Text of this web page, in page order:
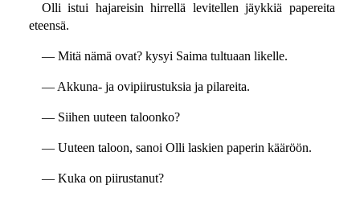
Olli istui hajareisin hirrellä levitellen jäykkiä papereita
eteensä.
— Mitä nämä ovat? kysyi Saima tultuaan likelle.
— Akkuna- ja ovipiirustuksia ja pilareita.
— Siihen uuteen taloonko?
— Uuteen taloon, sanoi Olli laskien paperin kääröön.
— Kuka on piirustanut?